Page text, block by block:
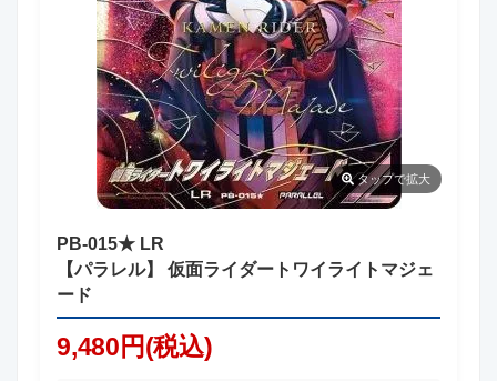
タップで拡大
PB-015★ LR
【パラレル】 仮面ライダートワイライトマジェ
ード
9,480円(税込)